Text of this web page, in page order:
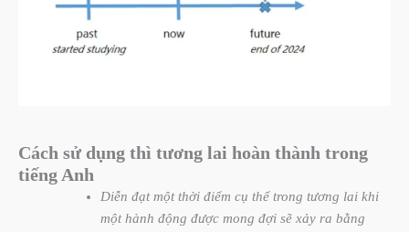
Cách sử dụng thì tương lai hoàn thành trong
tiếng Anh
Diễn đạt một thời điểm cụ thể trong tương lai khi
một hành động được mong đợi sẽ xảy ra bằng